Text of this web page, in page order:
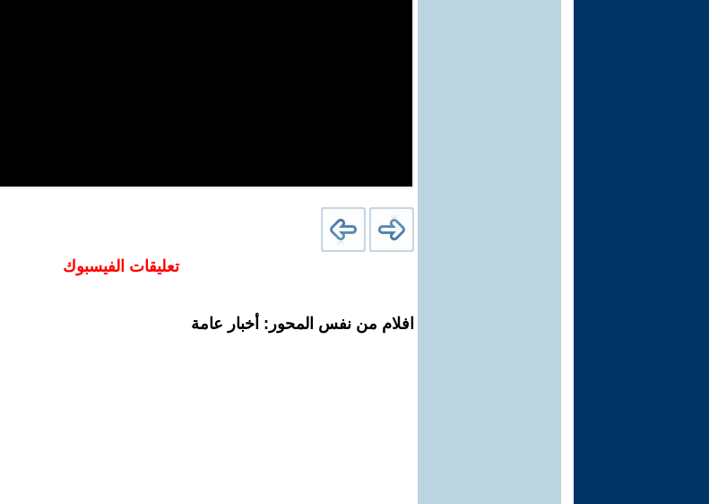
تعليقات الفيسبوك
افلام من نفس المحور: أخبار عامة